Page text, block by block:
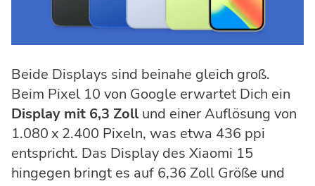
Beide Displays sind beinahe gleich groß.
Beim Pixel 10 von Google erwartet Dich ein
Display mit 6,3 Zollund einer Auflösung von
1.080 x 2.400 Pixeln, was etwa 436 ppi
entspricht. Das Display des Xiaomi 15
hingegen bringt es auf 6,36 Zoll Größe und